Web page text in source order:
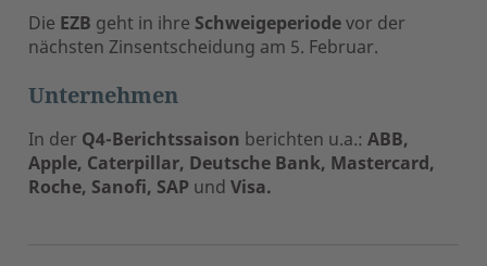
Die EZB geht in ihre Schweigeperiodevor der
nächsten Zinsentscheidung am 5. Februar.
Unternehmen
In der Q4-Berichtssaison berichten u.a.: ABB,
Apple, Caterpillar, Deutsche Bank, Mastercard,
Roche, Sanofi, SAP und Visa.